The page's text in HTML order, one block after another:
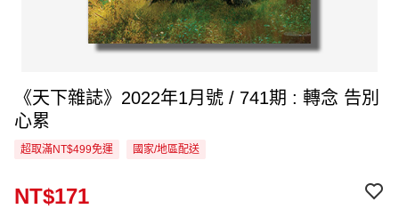
《天下雜誌》2022年1月號 / 741期 : 轉念 告別
心累
超取滿NT$499免運 國家/地區配送
NT$171